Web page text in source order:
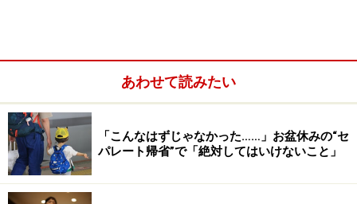
しかし、妻の皆様の髪に注目してみてください。たとえ
ば、今までヘアサロンは半年に1度、多少の白髪も放
置、あるいは白髪対策は自宅でのヘアカラーで対応だっ
た奥様が、ヘアサロンにきちんと通うようになり、髪が
さらさら、つやつやに美しくなったなら要注意です。
あわせて読みたい
「こんなはずじゃなかった……」お盆休みの“セ
パレート帰省”で「絶対してはいけないこと」